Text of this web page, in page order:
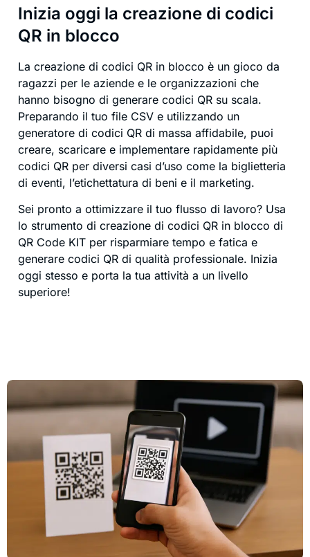
Inizia oggi la creazione di codici
QR in blocco
La creazione di codici QR in blocco è un gioco da
ragazzi per le aziende e le organizzazioni che
hanno bisogno di generare codici QR su scala.
Preparando il tuo file CSV e utilizzando un
generatore di codici QR di massa affidabile, puoi
creare, scaricare e implementare rapidamente più
codici QR per diversi casi d’uso come la biglietteria
di eventi, l’etichettatura di beni e il marketing.
Sei pronto a ottimizzare il tuo flusso di lavoro? Usa
lo strumento di creazione di codici QR in blocco di
QR Code KIT per risparmiare tempo e fatica e
generare codici QR di qualità professionale. Inizia
oggi stesso e porta la tua attività a un livello
superiore!